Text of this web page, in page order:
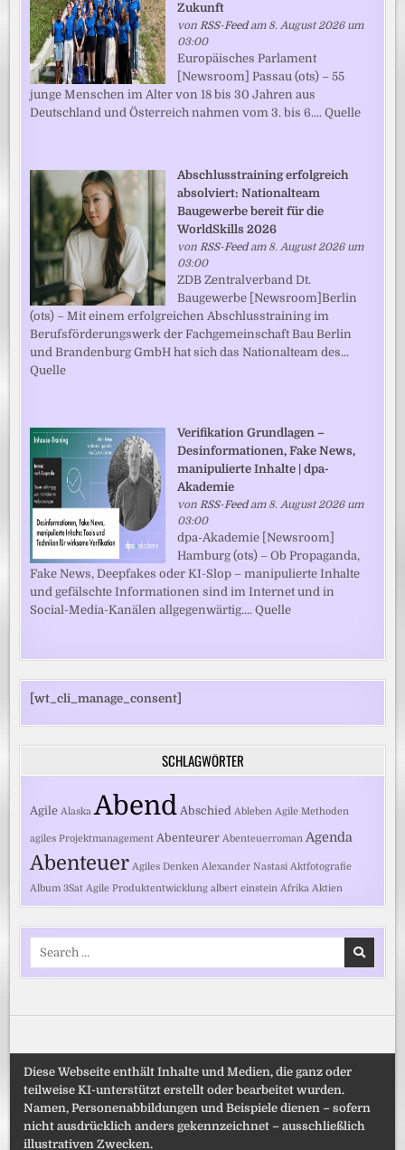
Zukunft
vonRSS-Feedam 8. August 2026 um
03:00
Europäisches Parlament
[Newsroom] Passau (ots) – 55
junge Menschen im Alter von 18 bis 30 Jahren aus
Deutschland und Österreich nahmen vom 3. bis 6.... Quelle
Abschlusstraining erfolgreich
absolviert: Nationalteam
Baugewerbe bereit für die
WorldSkills 2026
vonRSS-Feedam 8. August 2026 um
03:00
ZDB Zentralverband Dt.
Baugewerbe [Newsroom]Berlin
(ots) – Mit einem erfolgreichen Abschlusstraining im
Berufsförderungswerk der Fachgemeinschaft Bau Berlin
und Brandenburg GmbH hat sich das Nationalteam des...
Quelle
Verifikation Grundlagen –
Desinformationen, Fake News,
manipulierte Inhalte | dpa-
Akademie
vonRSS-Feedam 8. August 2026 um
03:00
dpa-Akademie [Newsroom]
Hamburg (ots) – Ob Propaganda,
Fake News, Deepfakes oder KI-Slop – manipulierte Inhalte
und gefälschte Informationen sind im Internet und in
Social-Media-Kanälen allgegenwärtig.... Quelle
[wt_cli_manage_consent]
SCHLAGWÖRTER
Agile Alaska Abend Abschied Ableben Agile Methoden
agiles Projektmanagement Abenteurer Abenteuerroman Agenda
Abenteuer Agiles Denken Alexander Nastasi Aktfotografie
Album 3Sat Agile Produktentwicklung albert einstein Afrika Aktien
Search
Diese Webseite enthält Inhalte und Medien, die ganz oder
teilweise KI-unterstützt erstellt oder bearbeitet wurden.
Namen, Personenabbildungen und Beispiele dienen – sofern
nicht ausdrücklich anders gekennzeichnet – ausschließlich
illustrativen Zwecken.